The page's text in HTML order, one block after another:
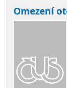
Omezení